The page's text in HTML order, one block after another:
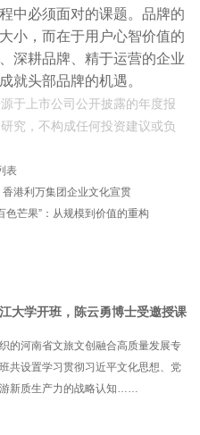
中必须面对的课题。品牌的
小，而在于用户心智价值的
深耕品牌、精于运营的企业
就头部品牌的机遇。
于上市公司公开披露的年度报
究，不构成任何投资建议或负
表
香港利万集团企业文化宣贯
色芒果”：从规模到价值的重构
大学开班，陈云勇博士受邀授课
的河南省文旅文创融合高质量发展专
共设置学习贯彻习近平文化思想、党
新质生产力的战略认知……